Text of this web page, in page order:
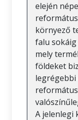
elején
környező
falu
mely
földeket
A jelenlegi